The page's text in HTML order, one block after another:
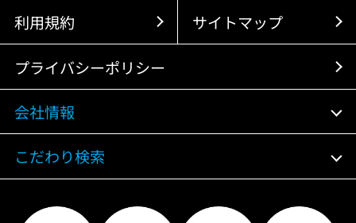
利用規約 サイトマップ
プライバシーポリシー
会社情報
こだわり検索